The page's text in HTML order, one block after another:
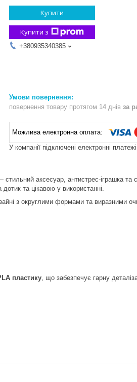
Купити
Купити з
+380935340385
повернення товару протягом 14 днів за
У компанії підключені електронні
аксесуар, антистрес-іграшка та
та цікавою у використанні.
з округлими формами та виразними
пластику , що забезпечує гарну